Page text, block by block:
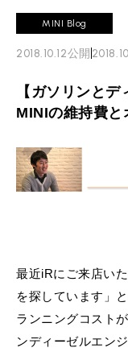
TOP
iRの買取が他
必要書類
iRで愛車を売
MAINTENANCE
TOP
BMWミニ メ
ローバーミニ
最近の修理実績
BLOG & MEDIA
TOP
User's Voice
MINI
TOP
BMWミニナレ
ABOUT iR
リクルート
お問い合わせ
MINI Blog
2018.10.12公開
【ガソリンとデ
MINIの維持費と
最近iRにご来店い
を探しています」
ランニングコスト
ンディーゼルエンジ